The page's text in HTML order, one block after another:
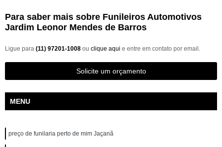
Para saber mais sobre Funileiros Automotivos
Jardim Leonor Mendes de Barros
Ligue para (11) 97201-1008 ou clique aqui e entre em contato por email.
Solicite um orçamento
MENU
preço de funilaria perto de mim Jaçanã